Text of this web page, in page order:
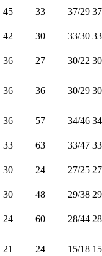
45 33 37/29 37
42 30 33/30 33
36 27 30/22 30
36 36 30/29 30
36 57 34/46 34
33 63 33/47 33
30 24 27/25 27
30 48 29/38 29
24 60 28/44 28
21 24 15/18 15